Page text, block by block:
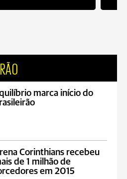
marca início do
Corinthians recebeu
de 1 milhão de
em 2015